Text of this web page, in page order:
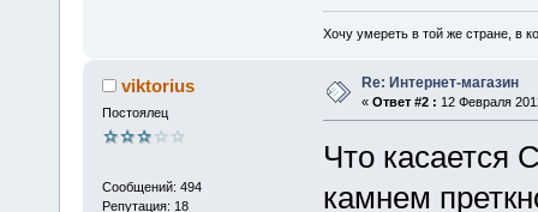
Хочу умереть в той же стране, в
viktorius
Постоялец
Сообщений: 494
Репутация: 18
Re: Интернет-магазин
« Ответ #2 : 12 Февраля
Что касается
камнем